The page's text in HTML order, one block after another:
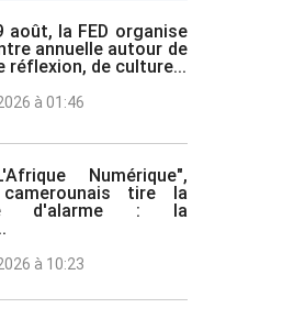
août, la FED organise
annuelle autour de
réflexion, de culture...
à 01:46
Numérique",
tire la
d'alarme : la
à 10:23